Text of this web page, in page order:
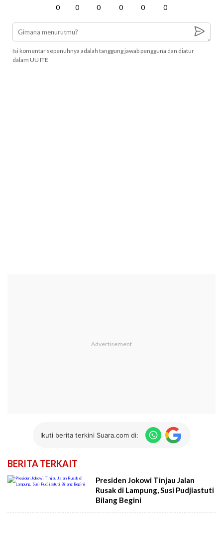
0 0 0 0 0 0
Isi komentar sepenuhnya adalah tanggung jawab pengguna dan diatur
dalam UU ITE
Ikuti berita terkini Suara.com di:
BERITA TERKAIT
Presiden Jokowi Tinjau Jalan
Rusak di Lampung, Susi Pudjiastuti
Bilang Begini